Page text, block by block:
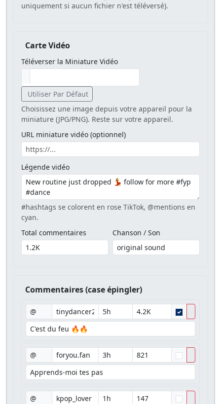
uniquement si aucun fichier n'est téléversé).
Carte Vidéo
Téléverser la Miniature Vidéo
Utiliser Par Défaut
Choisissez une image depuis votre appareil pour la
miniature (JPG/PNG). Reste sur votre appareil.
URL miniature vidéo (optionnel)
Légende vidéo
#hashtags se colorent en rose TikTok, @mentions en
cyan.
Total commentaires
Chanson / Son
Commentaires (case épingler)
@
@
@